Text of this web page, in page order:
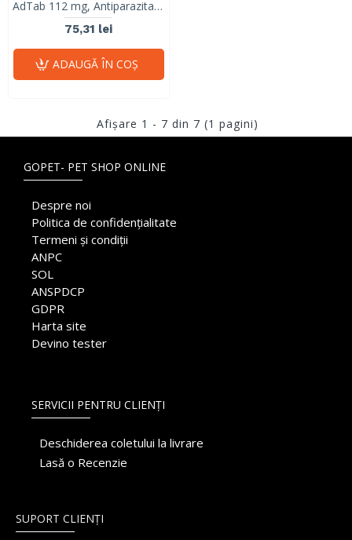
AdTab 112 mg, Antiparazitar Masticabil pentru Câini (2.5 - 5.5 kg), 1 Comprimat
75,31 lei
ADAUGĂ ÎN COŞ
Afişare 1 - 7 din 7 (1 pagini)
GOPET- PET SHOP ONLINE
Despre noi
Politica de confidențialitate
Termeni și condiții
ANPC
SOL
ANSPDCP
GDPR
Harta site
Devino tester
SERVICII PENTRU CLIENȚI
Deschiderea coletului la livrare
Lasă o Recenzie
SUPORT CLIENȚI